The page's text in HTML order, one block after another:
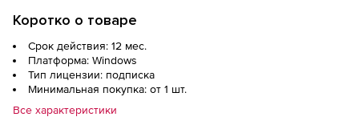
Коротко о товаре
Срок действия: 12 мес.
Платформа: Windows
Тип лицензии: подписка
Минимальная покупка: от 1 шт.
Все характеристики